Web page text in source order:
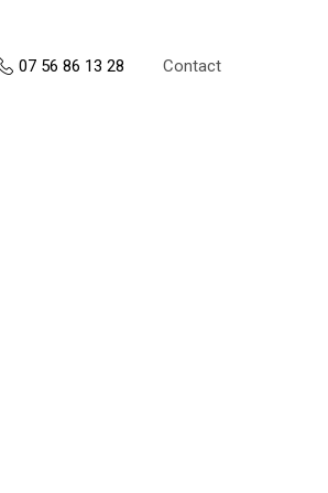
07 56 86 13 28 Contact